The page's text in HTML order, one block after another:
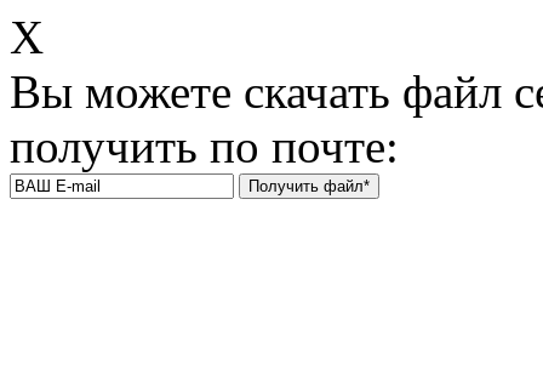
Х
Вы можете скачать файл
получить по почте: